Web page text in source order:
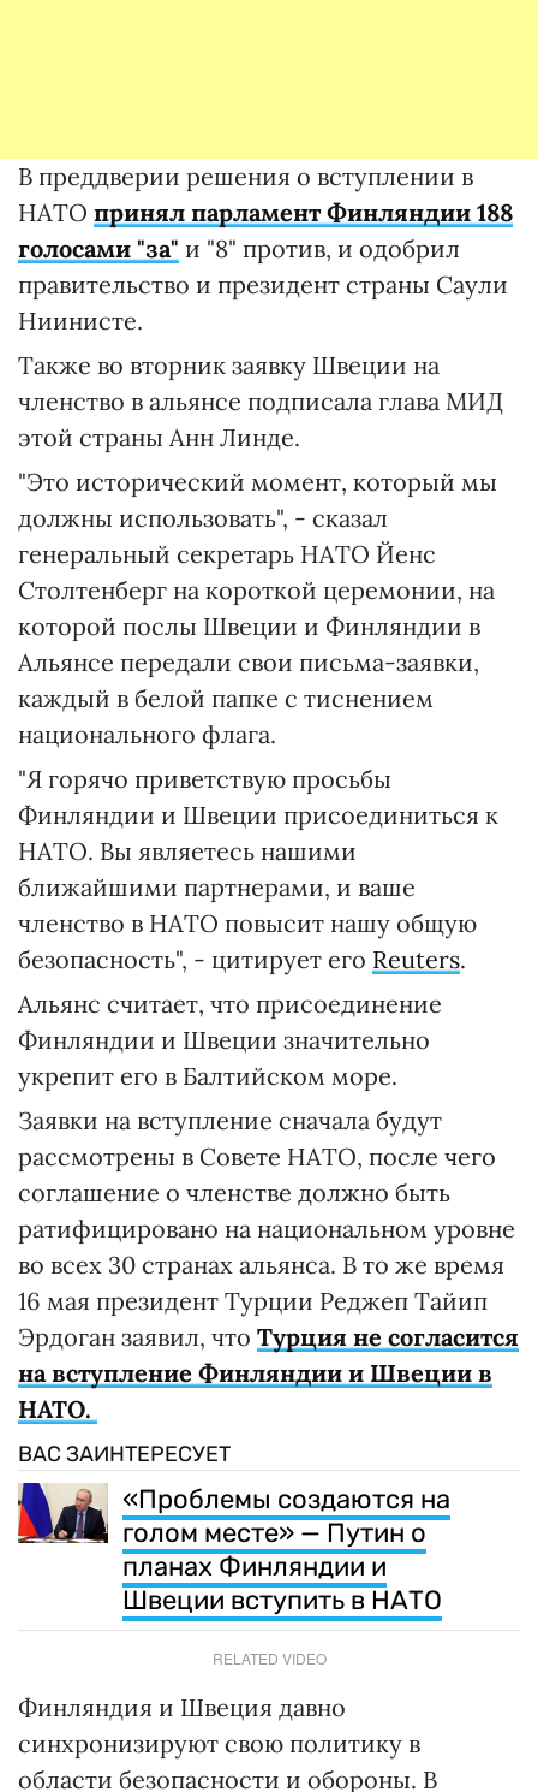
В преддверии решения о вступлении в
НАТО принял парламент Финляндии 188
голосами "за" и "8" против, и одобрил
правительство и президент страны Саули
Ниинисте.
Также во вторник заявку Швеции на
членство в альянсе подписала глава МИД
этой страны Анн Линде.
"Это исторический момент, который мы
должны использовать", - сказал
генеральный секретарь НАТО Йенс
Столтенберг на короткой церемонии, на
которой послы Швеции и Финляндии в
Альянсе передали свои письма-заявки,
каждый в белой папке с тиснением
национального флага.
"Я горячо приветствую просьбы
Финляндии и Швеции присоединиться к
НАТО. Вы являетесь нашими
ближайшими партнерами, и ваше
членство в НАТО повысит нашу общую
безопасность", - цитирует его Reuters.
Альянс считает, что присоединение
Финляндии и Швеции значительно
укрепит его в Балтийском море.
Заявки на вступление сначала будут
рассмотрены в Совете НАТО, после чего
соглашение о членстве должно быть
ратифицировано на национальном уровне
во всех 30 странах альянса. В то же время
16 мая президент Турции Реджеп Тайип
Эрдоган заявил, что Турция не согласится
на вступление Финляндии и Швеции в
НАТО.
ВАС ЗАИНТЕРЕСУЕТ
«Проблемы создаются на
голом месте» — Путин о
планах Финляндии и
Швеции вступить в НАТО
RELATED VIDEO
Финляндия и Швеция давно
синхронизируют свою политику в
области безопасности и обороны. В